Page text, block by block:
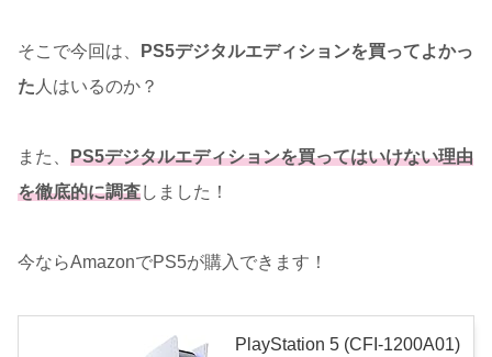
そこで今回は、 PS5デジタルエディションを買ってよかっ
た 人はいるのか？
また、 PS5デジタルエディションを買ってはいけない理由
を徹底的に調査しました！
今ならAmazonでPS5が購入できます！
PlayStation 5 (CFI-1200A01)